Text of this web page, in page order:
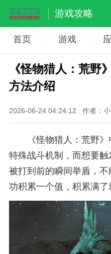
游戏攻略
首页 游戏
《怪物猎人：荒
方法介绍
2026-06-24 04:24:12 作者：
《怪物猎人：荒野
特殊战斗机制，而想要触
被打到前的瞬间举盾，
功积累一个值，积累满了